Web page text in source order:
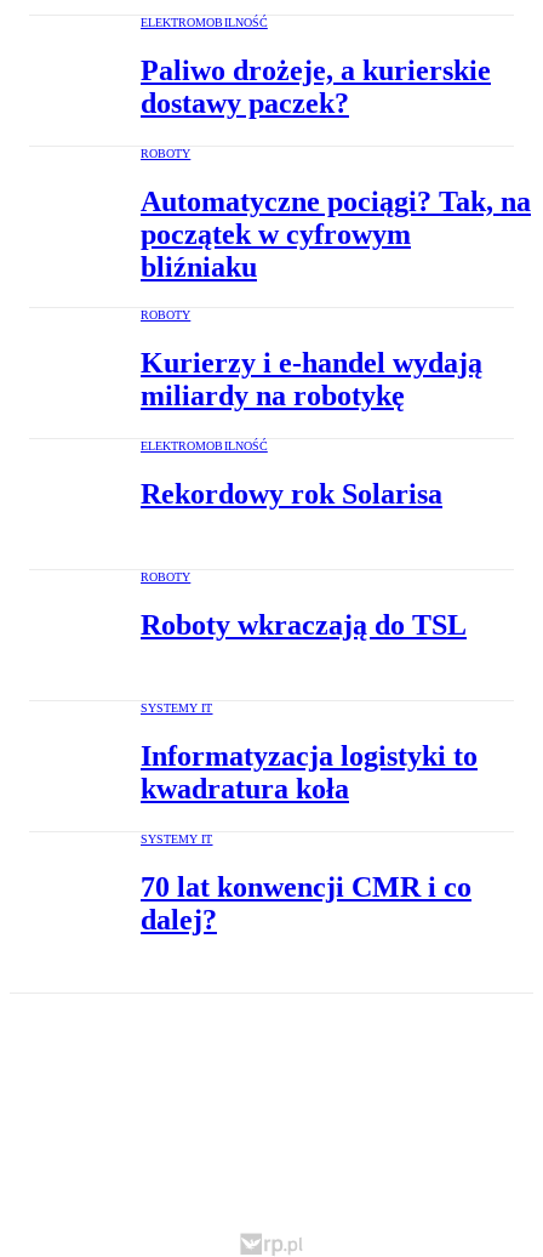
ELEKTROMOBILNOŚĆ
Paliwo drożeje, a kurierskie
dostawy paczek?
ROBOTY
Automatyczne pociągi? Tak, na
początek w cyfrowym
bliźniaku
ROBOTY
Kurierzy i e-handel wydają
miliardy na robotykę
ELEKTROMOBILNOŚĆ
Rekordowy rok Solarisa
ROBOTY
Roboty wkraczają do TSL
SYSTEMY IT
Informatyzacja logistyki to
kwadratura koła
SYSTEMY IT
70 lat konwencji CMR i co
dalej?